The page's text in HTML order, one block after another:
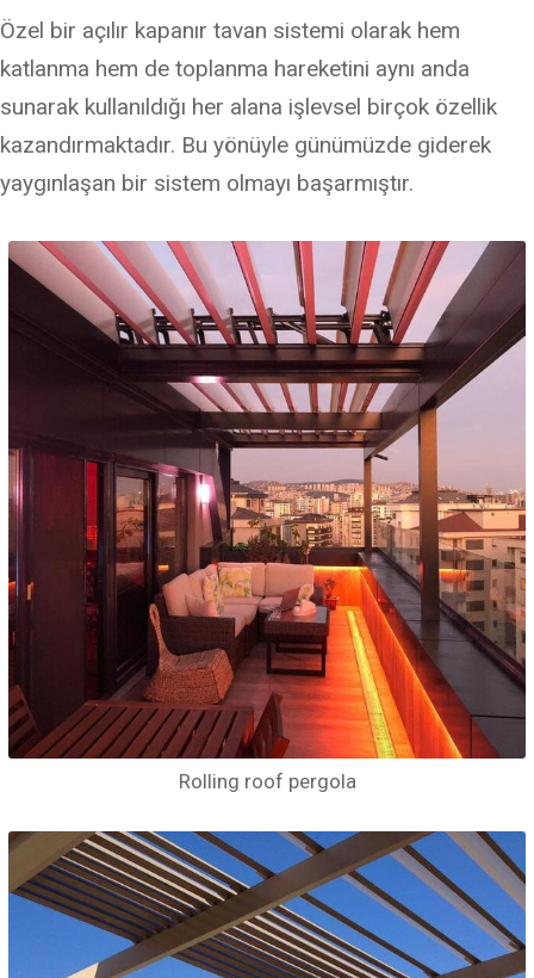
Özel bir açılır kapanır tavan sistemi olarak hem
katlanma hem de toplanma hareketini aynı anda
sunarak kullanıldığı her alana işlevsel birçok özellik
kazandırmaktadır. Bu yönüyle günümüzde giderek
yaygınlaşan bir sistem olmayı başarmıştır.
Rolling roof pergola